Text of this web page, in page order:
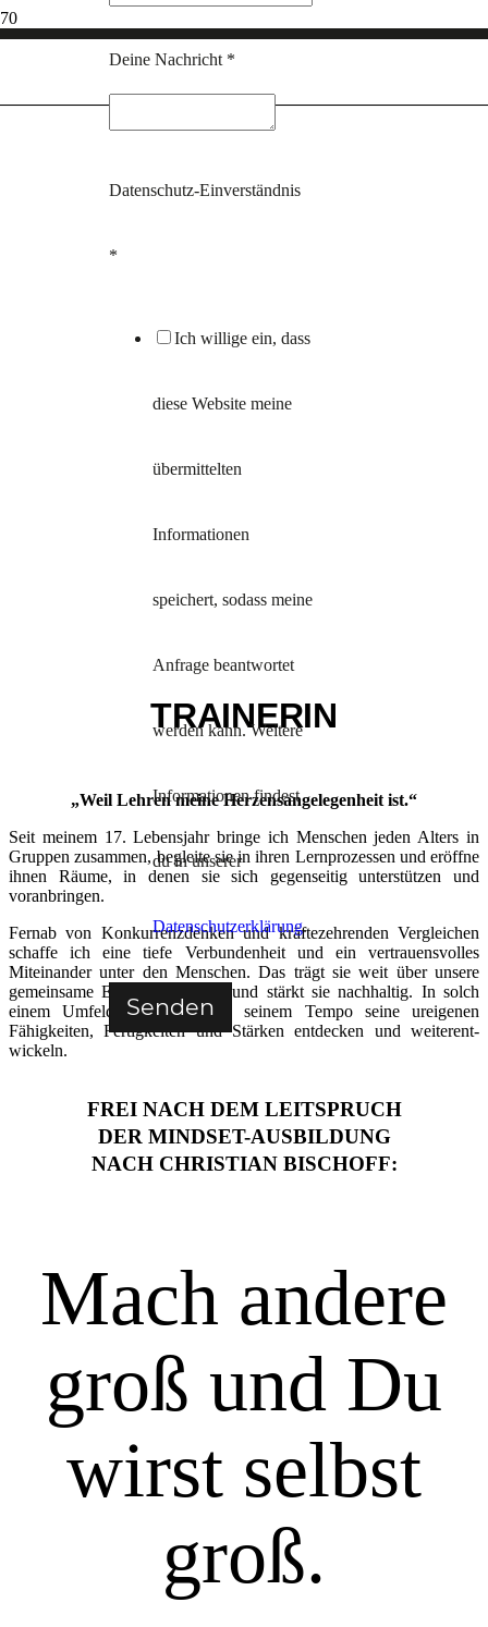
Deine Nachricht *
Datenschutz-Einverständnis
*
Ich willige ein, dass
diese Website meine
übermittelten
Informationen
speichert, sodass meine
Anfrage beantwortet
werden kann. Weitere
Informationen findest
du in unserer
Datenschutzerklärung.
Senden
Live
ON
STAGE
TRAINERIN
„Weil Lehren meine Herzensangelegenheit ist.“
Seit meinem 17. Lebensjahr bringe ich Menschen jeden Alters in
Gruppen zusammen, begleite sie in ihren Lern­prozessen und eröffne
ihnen Räume, in denen sie sich gegen­seitig unterstützen und
voranbringen.
Fernab von Konkurrenzdenken und kräfte­zehrenden Vergleichen
schaffe ich eine tiefe Verbundenheit und ein vertrauensvolles
Miteinander unter den Menschen. Das trägt sie weit über unsere
gemeinsame Erfahrung hinaus und stärkt sie nachhaltig. In solch
einem Umfeld kann jeder in seinem Tempo seine ureigenen
Fähigkeiten, Fertigkeiten und Stärken entdecken und weiter­ent­
wickeln.
FREI NACH DEM LEITSPRUCH
DER MINDSET-AUSBILDUNG
NACH CHRISTIAN BISCHOFF:
Mach andere
groß und Du
wirst selbst
groß.